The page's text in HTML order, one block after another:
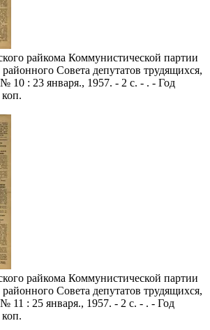
райкома Коммунистической партии
Совета депутатов трудящихся,
10 : 23 января., 1957. - 2 с. - . - Год
райкома Коммунистической партии
Совета депутатов трудящихся,
11 : 25 января., 1957. - 2 с. - . - Год